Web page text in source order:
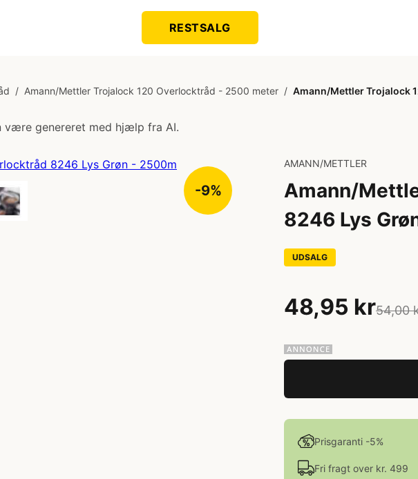
RESTSALG
/ Amann/Mettler Trojalock 120 Overlocktråd - 2500 meter / Amann/Mettler Trojalock
være genereret med hjælp fra AI.
-9%
AMANN/METTLER
Amann/
8246 Lys
UDSALG
48,95 kr54,00
Prisgaranti -5%
Fri fragt over kr. 499